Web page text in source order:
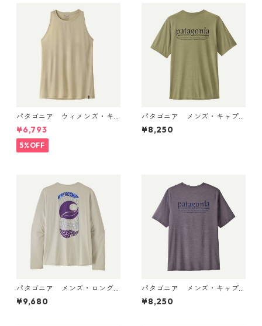
パタゴニア ウィメンズ・キ
ャプリーン・クール・ウルト
ラ・タンク Pumice - Dyno W
hite X-Dye 44740 日本正規
品
¥6,793
5%OFF
パタゴニア メンズ・キャプ
リーン・クール・デイリー・
シャツ（ハット・トリッパ
¥8,250
パタゴニア メンズ・ロング
スリーブ・キャプリーン・ク
ール・デイリー・シャツ（パ
¥9,680
パタゴニア メンズ・キャプ
リーン・クール・デイリー・
シャツ（ハット・トリッパ
¥8,250